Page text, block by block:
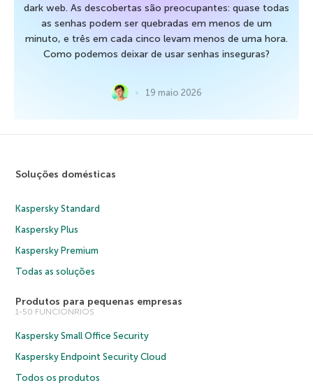
dark web. As descobertas são preocupantes: quase todas
as senhas podem ser quebradas em menos de um
minuto, e três em cada cinco levam menos de uma hora.
Como podemos deixar de usar senhas inseguras?
19 maio 2026
Soluções domésticas
Kaspersky Standard
Kaspersky Plus
Kaspersky Premium
Todas as soluções
Produtos para pequenas empresas
1-50 FUNCIONRIOS
Kaspersky Small Office Security
Kaspersky Endpoint Security Cloud
Todos os produtos